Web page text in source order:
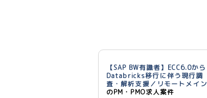
【SAP BW有識者】ECC6.0から
Databricks移行に伴う現行調
査・解析支援／リモートメイン
のPM・PMO求人案件